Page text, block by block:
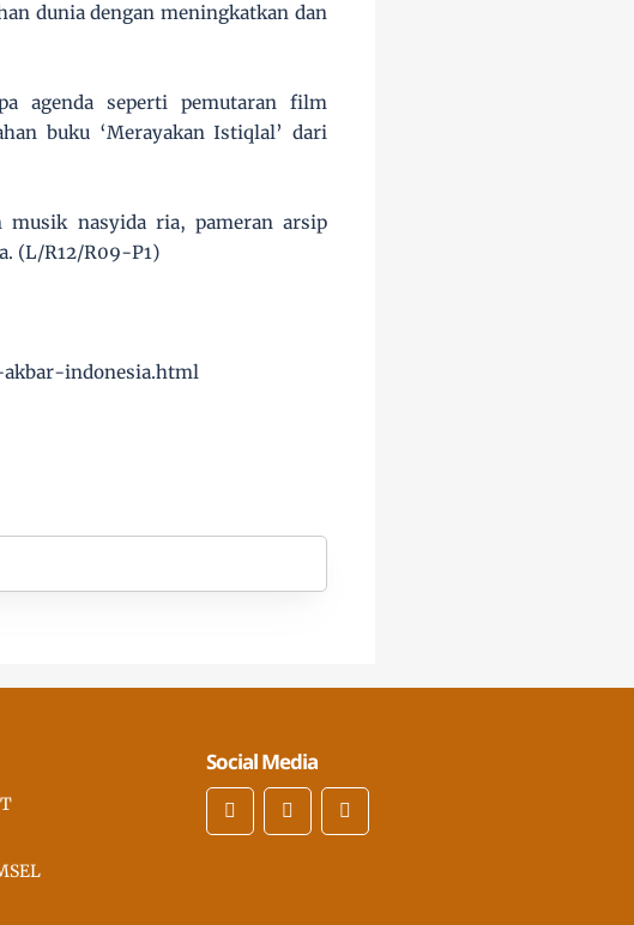
dunia dengan meningkatkan dan
agenda seperti pemutaran film
buku ‘Merayakan Istiqlal’ dari
musik nasyida ria, pameran arsip
(L/R12/R09-P1)
indonesia.html
Social Media